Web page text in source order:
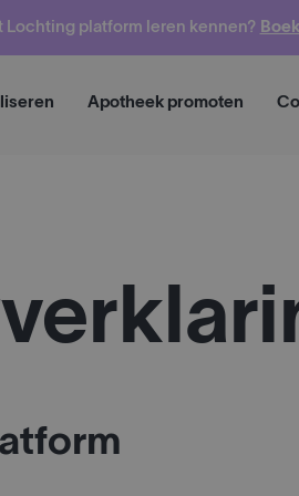
Lochting platform leren kennen?
Apotheek promoten
Vraag een demo aan